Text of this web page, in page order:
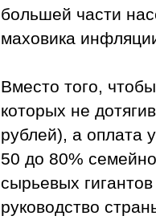
большей части
маховика
Вместо того,
которых не
рублей), а оплата
50 до 80%
сырьевых
руководство